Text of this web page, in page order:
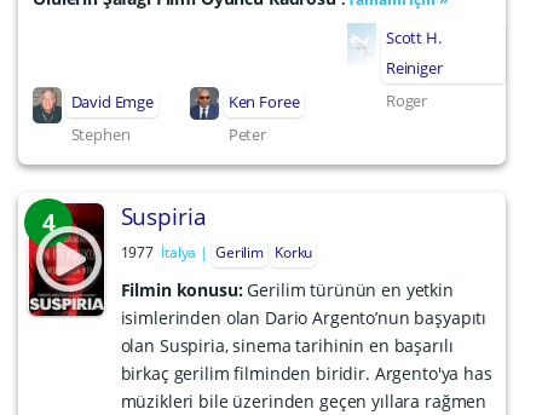
David Emge
Stephen
Ken Foree
Peter
Scott H.
Reiniger
Roger
4 Suspiria
1977 İtalya Gerilim Korku
Filmin konusu:Gerilim türünün en yetkin
isimlerinden olan Dario Argento’nun başyapıtı
olan Suspiria, sinema tarihinin en başarılı
birkaç gerilim filminden biridir. Argento'ya has
müzikleri bile üzerinden geçen yıllara rağmen